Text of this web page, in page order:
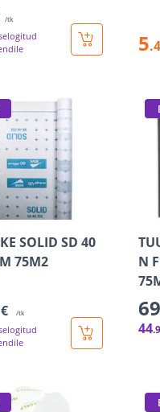
/tk
5
SOLID SD 40
75M2
/tk
N
69
44